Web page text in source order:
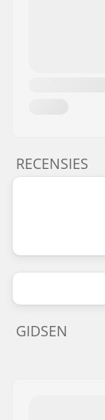
RECENSIES
GIDSEN